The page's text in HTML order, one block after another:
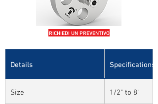
RICHIEDI UN PREVENTIVO
Details Specifications
Size 1/2" to 8"